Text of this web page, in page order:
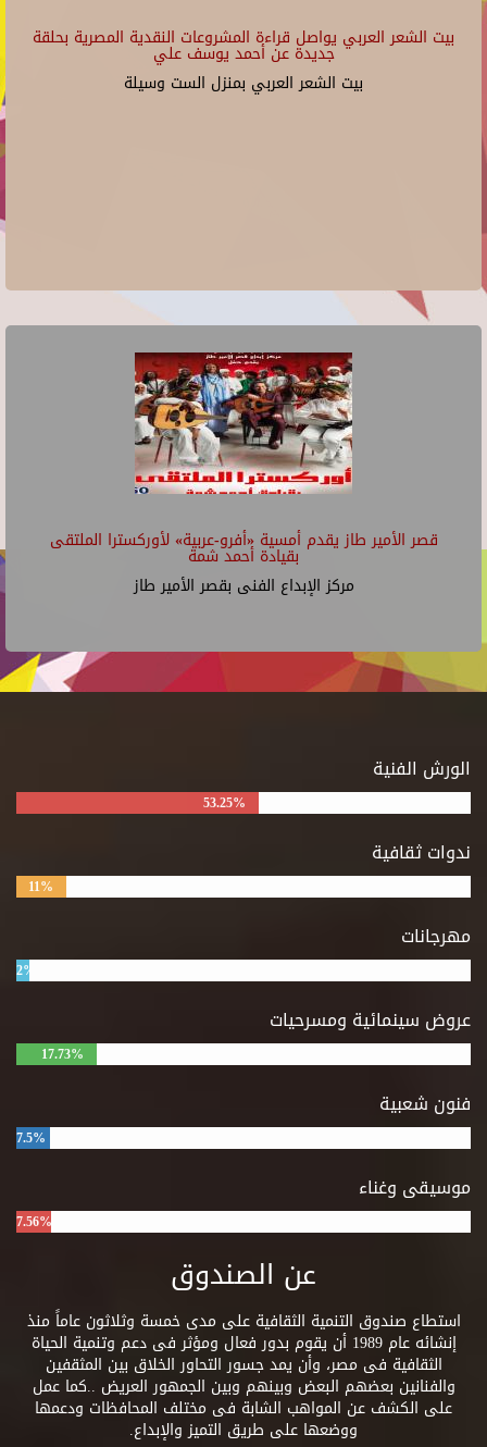
بيت الشعر العربي يواصل قراءة المشروعات النقدية المصرية بحلقة
جديدة عن أحمد يوسف علي
بيت الشعر العربي بمنزل الست وسيلة
قصر الأمير طاز يقدم أمسية «أفرو-عربية» لأوركسترا الملتقى
بقيادة أحمد شمة
مركز الإبداع الفنى بقصر الأمير طاز
الورش الفنية
53.25%
ندوات ثقافية
11%
مهرجانات
2%
عروض سينمائية ومسرحيات
17.73%
فنون شعبية
7.5%
موسيقى وغناء
7.56%
عن الصندوق
استطاع صندوق التنمية الثقافية على مدى خمسة وثلاثون عاماً منذ
إنشائه عام 1989 أن يقوم بدور فعال ومؤثر فى دعم وتنمية الحياة
الثقافية فى مصر، وأن يمد جسور التحاور الخلاق بين المثقفين
والفنانين بعضهم البعض وبينهم وبين الجمهور العريض ..كما عمل
على الكشف عن المواهب الشابة فى مختلف المحافظات ودعمها
ووضعها على طريق التميز والإبداع.